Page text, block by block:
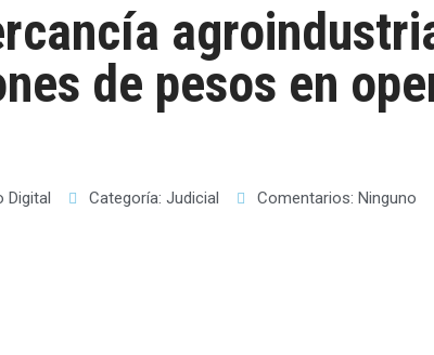
de pesos en
Digital Categoría: Judicial Comentarios: Ninguno